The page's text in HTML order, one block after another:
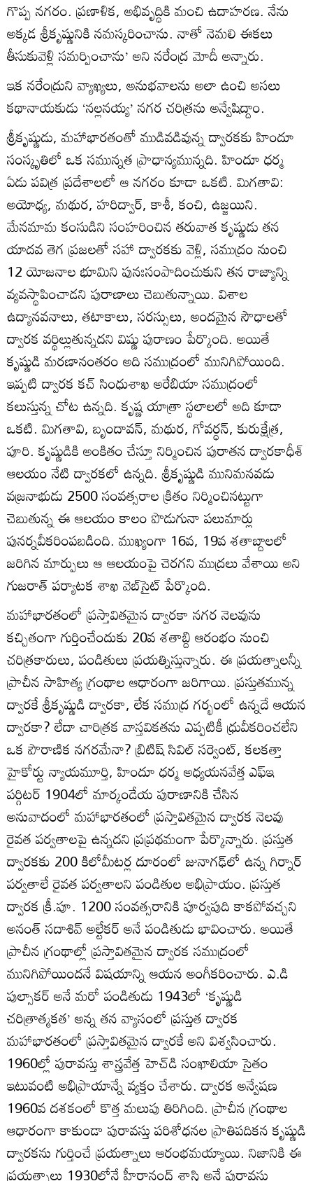
గొప్ప నగరం. ప్రణాళిక, అభివృద్ధికి మంచి ఉదాహరణ. నేను
అక్కడ శ్రీకృష్ణునికి నమస్కరించాను. నాతో నెమలి ఈకలు
తీసుకువెళ్లి సమర్పించాను’ అని నరేంద్ర మోదీ అన్నారు.
ఇక నరేంద్రుని వ్యాఖ్యలు, అనుభవాలను అలా ఉంచి అసలు
కథానాయకుడు ‘నల్లనయ్య’ నగర చరిత్రను అన్వేషిద్దాం.
శ్రీకృష్ణుడు, మహాభారతంతో ముడివడివున్న ద్వారకకు హిందూ
సంస్కృతిలో ఒక సమున్నత ప్రాధాన్యమున్నది. హిందూ ధర్మ
ఏడు పవిత్ర ప్రదేశాలలో ఆ నగరం కూడా ఒకటి. మిగతావి:
అయోధ్య, మథుర, హరిద్వార్, కాశీ, కంచి, ఉజ్జయిని.
మేనమామ కంసుడిని సంహరించిన తరువాత కృష్ణుడు తన
యాదవ తెగ ప్రజలతో సహా ద్వారకకు వెళ్లి, సముద్రం నుంచి
12 యోజనాల భూమిని పునఃసంపాదించుకుని తన రాజ్యాన్ని
వ్యవస్థాపించాడని పురాణాలు చెబుతున్నాయి. విశాల
ఉద్యానవనాలు, తటాకాలు, సరస్సులు, అందమైన సౌధాలతో
ద్వారక వర్థిల్లుతున్నదని విష్ణు పురాణం పేర్కొంది. అయితే
కృష్ణుడి మరణానంతరం అది సముద్రంలో మునిగిపోయింది.
ఇప్పటి ద్వారక కచ్ సింధుశాఖ అరేబియా సముద్రంలో
కలుస్తున్న చోట ఉన్నది. కృష్ణ యాత్రా స్థలాలలో అది కూడా
ఒకటి. మిగతావి, బృందావన్, మథుర, గోవర్ధన్, కురుక్షేత్ర,
పూరి. కృష్ణుడికి అంకితం చేస్తూ నిర్మించిన పురాతన ద్వారకాధీశ్
ఆలయం నేటి ద్వారకలో ఉన్నది. శ్రీకృష్ణుడి మునిమనవడు
వజ్రనాభుడు 2500 సంవత్సరాల క్రితం నిర్మించినట్టుగా
చెబుతున్న ఈ ఆలయం కాలం పొడుగునా పలుమార్లు
పునర్నవీకరింపబడింది. ముఖ్యంగా 16వ, 19వ శతాబ్దాలలో
జరిగిన మార్పులు ఆ ఆలయంపై చెరగని ముద్రలు వేశాయి అని
గుజరాత్ పర్యాటక శాఖ వెబ్‌సైట్ పేర్కొంది.
మహాభారతంలో ప్రస్తావితమైన ద్వారకా నగర నెలవును
కచ్చితంగా గుర్తించేందుకు 20వ శతాబ్ది ఆరంభం నుంచి
చరిత్రకారులు, పండితులు ప్రయత్నిస్తున్నారు. ఈ ప్రయత్నాలన్నీ
ప్రాచీన సాహిత్య గ్రంథాల ఆధారంగా జరిగాయి. ప్రస్తుతమున్న
ద్వారకే శ్రీకృష్ణుడి ద్వారకా, లేక సముద్ర గర్భంలో ఉన్నదే ఆయన
ద్వారకా? లేదా చారిత్రక వాస్తవికతను ఎప్పటికీ ధ్రువీకరించలేని
ఒక పౌరాణిక నగరమేనా? బ్రిటిష్ సివిల్ సర్వెంట్, కలకత్తా
హైకోర్టు న్యాయమూర్తి, హిందూ ధర్మ అధ్యయనవేత్త ఎఫ్ఇ
పర్గిటర్ 1904లో మార్కండేయ పురాణానికి చేసిన
అనువాదంలో మహాభారతంలో ప్రస్తావితమైన ద్వారక నెలవు
రైవత పర్వతాలపై ఉన్నదని ప్రప్రథమంగా పేర్కొన్నారు. ప్రస్తుత
ద్వారకకు 200 కిలోమీటర్ల దూరంలో జునాగఢ్‌లో ఉన్న గిర్నార్
పర్వతాలే రైవత పర్వతాలని పండితుల అభిప్రాయం. ప్రస్తుత
ద్వారక క్రీ.పూ. 1200 సంవత్సరానికి పూర్వపుది కాకపోవచ్చని
అనంత్ సదాశివ్ అల్టేకర్ అనే పండితుడు భావించారు. అయితే
ప్రాచీన గ్రంథాల్లో ప్రస్తావితమైన ద్వారక సముద్రంలో
మునిగిపోయిందనే విషయాన్ని ఆయన అంగీకరించారు. ఎ.డి
పుల్సాకర్ అనే మరో పండితుడు 1943లో ‘కృష్ణుడి
చరిత్రాత్మకత’ అన్న తన వ్యాసంలో ప్రస్తుత ద్వారక
మహాభారతంలో ప్రస్తావితమైన ద్వారకే అని విశ్వసించారు.
1960ల్లో పురావస్తు శాస్త్రవేత్త హెచ్‌డి సంఖాలియా సైతం
ఇటువంటి అభిప్రాయాన్నే వ్యక్తం చేశారు. ద్వారక అన్వేషణ
1960వ దశకంలో కొత్త మలుపు తిరిగింది. ప్రాచీన గ్రంథాల
ఆధారంగా కాకుండా పురావస్తు పరిశోధనల ప్రాతిపదికన కృష్ణుడి
ద్వారకను గుర్తించే ప్రయత్నాలు ఆరంభమయ్యాయి. నిజానికి ఈ
ప్రయత్నాలు 1930ల్లోనే హీరానంద్ శాస్త్రి అనే పురావస్తు